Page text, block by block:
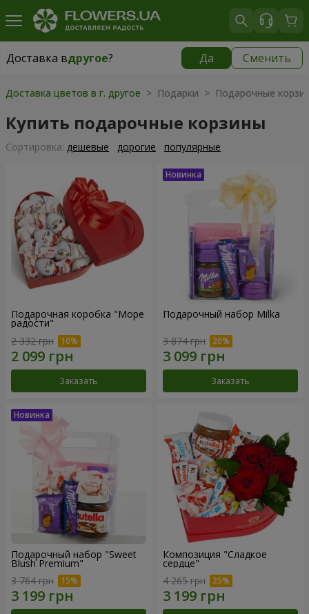
Доставка вдругое? Да Сменить
Доставка вдругое|
Доставка цветов в г. другое > Подарки > Подарочные
Купить подарочные корзины
Cортировка: дешевые дорогие популярные
Подарочная коробка "Море
радости"
2 332 грн
Заказать
Подарочный набор Milka
3 874 грн
Заказать
Подарочный набор "Sweet
Blush Premium"
3 764 грн
Композиция "Сладкое
сердце"
4 265 грн